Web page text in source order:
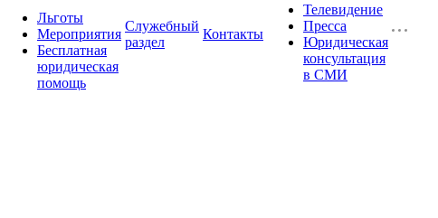
Льготы
Мероприятия
Бесплатная
юридическая
помощь
Служебный
раздел
Контакты
Телевидение
Пресса
Юридическая
консультация
в СМИ